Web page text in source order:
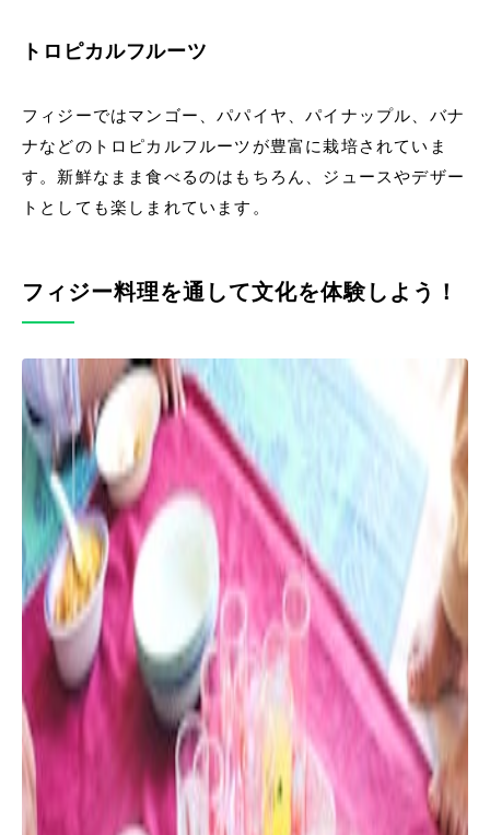
トロピカルフルーツ
フィジーではマンゴー、パパイヤ、パイナップル、バナ
ナなどのトロピカルフルーツが豊富に栽培されていま
す。新鮮なまま食べるのはもちろん、ジュースやデザー
トとしても楽しまれています。
フィジー料理を通して文化を体験しよう！